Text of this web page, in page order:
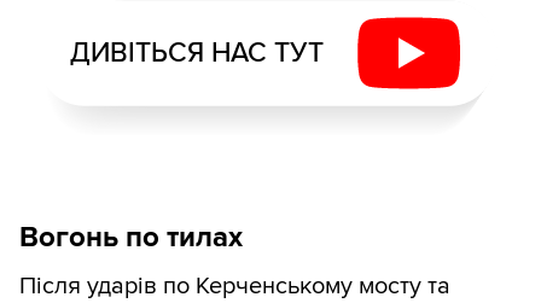
ДИВІТЬСЯ НАС ТУТ
Вогонь по тилах
Після ударів по Керченському мосту та